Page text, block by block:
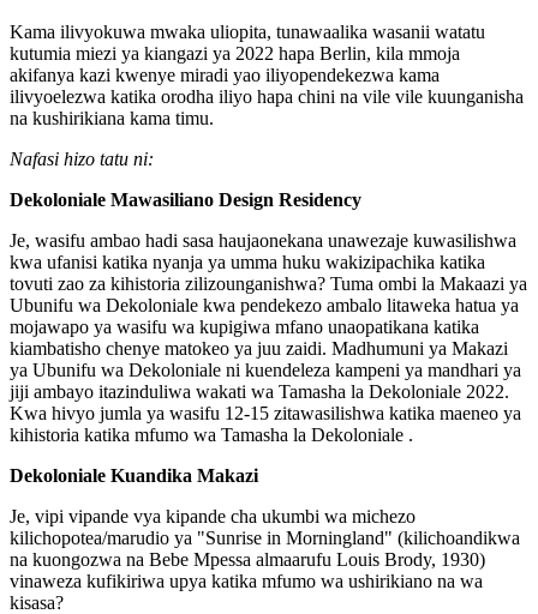
Kama ilivyokuwa mwaka uliopita, tunawaalika wasanii watatu
kutumia miezi ya kiangazi ya 2022 hapa Berlin, kila mmoja
akifanya kazi kwenye miradi yao iliyopendekezwa kama
ilivyoelezwa katika orodha iliyo hapa chini na vile vile kuunganisha
na kushirikiana kama timu.
Nafasi hizo tatu ni:
Dekoloniale Mawasiliano Design Residency
Je, wasifu ambao hadi sasa haujaonekana unawezaje kuwasilishwa
kwa ufanisi katika nyanja ya umma huku wakizipachika katika
tovuti zao za kihistoria zilizounganishwa? Tuma ombi la Makaazi ya
Ubunifu wa Dekoloniale kwa pendekezo ambalo litaweka hatua ya
mojawapo ya wasifu wa kupigiwa mfano unaopatikana katika
kiambatisho chenye matokeo ya juu zaidi. Madhumuni ya Makazi
ya Ubunifu wa Dekoloniale ni kuendeleza kampeni ya mandhari ya
jiji ambayo itazinduliwa wakati wa Tamasha la Dekoloniale 2022.
Kwa hivyo jumla ya wasifu 12-15 zitawasilishwa katika maeneo ya
kihistoria katika mfumo wa Tamasha la Dekoloniale .
Dekoloniale Kuandika Makazi
Je, vipi vipande vya kipande cha ukumbi wa michezo
kilichopotea/marudio ya "Sunrise in Morningland" (kilichoandikwa
na kuongozwa na Bebe Mpessa almaarufu Louis Brody, 1930)
vinaweza kufikiriwa upya katika mfumo wa ushirikiano na wa
kisasa?